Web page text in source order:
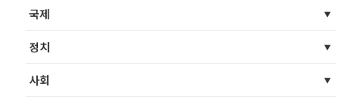
국제
정치
사회